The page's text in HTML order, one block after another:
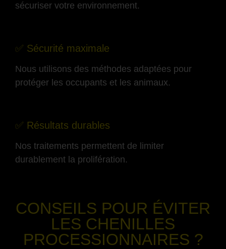
sécuriser votre environnement.
✅ Sécurité maximale
Nous utilisons des méthodes adaptées pour
protéger les occupants et les animaux.
✅ Résultats durables
Nos traitements permettent de limiter
durablement la prolifération.
CONSEILS POUR ÉVITER
LES CHENILLES
PROCESSIONNAIRES ?